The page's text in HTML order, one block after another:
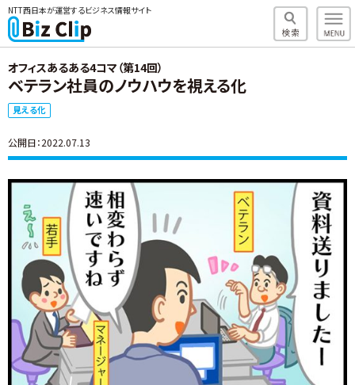
NTT西日本が運営するビジネス情報サイト
オフィスあるある4コマ（第14回）
ベテラン社員のノウハウを視える化
見える化
公開日：2022.07.13